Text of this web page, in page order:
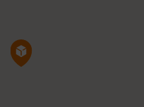
Pin de la carte